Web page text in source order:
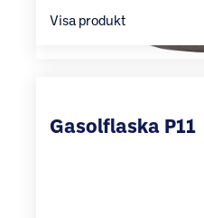
Visa produkt
Gasolflaska P11